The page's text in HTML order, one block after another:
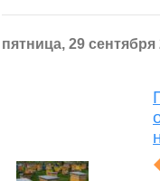
пятница, 29 сентября